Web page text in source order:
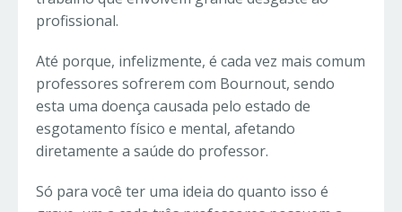
profissional.
Até porque, infelizmente, é cada vez mais comum
professores sofrerem com Bournout, sendo
esta uma doença causada pelo estado de
esgotamento físico e mental, afetando
diretamente a saúde do professor.
Só para você ter uma ideia do quanto isso é